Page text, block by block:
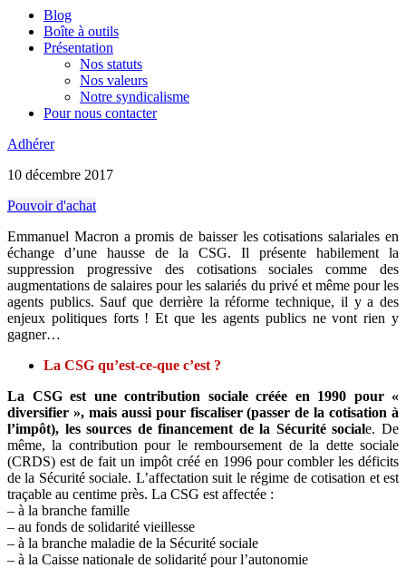
Blog
Boîte à outils
Présentation
Nos statuts
Nos valeurs
Notre syndicalisme
Pour nous contacter
Adhérer
10 décembre 2017
Pouvoir d'achat
Emmanuel Macron a promis de baisser les cotisations salariales en
échange d’une hausse de la CSG. Il présente habilement la
suppression progressive des cotisations sociales comme des
augmentations de salaires pour les salariés du privé et même pour les
agents publics. Sauf que derrière la réforme technique, il y a des
enjeux politiques forts ! Et que les agents publics ne vont rien y
gagner…
La CSG qu’est-ce-que c’est ?
La CSG est une contribution sociale créée en 1990 pour «
diversifier », mais aussi pour fiscaliser (passer de la cotisation à
l’impôt), les sources de financement de la Sécurité sociale. De
même, la contribution pour le remboursement de la dette sociale
(CRDS) est de fait un impôt créé en 1996 pour combler les déficits
de la Sécurité sociale. L’affectation suit le régime de cotisation et est
traçable au centime près. La CSG est affectée :
– à la branche famille
– au fonds de solidarité vieillesse
– à la branche maladie de la Sécurité sociale
– à la Caisse nationale de solidarité pour l’autonomie